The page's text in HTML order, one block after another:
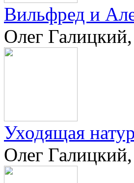
Вильфред и
Олег
Уходящая
Олег